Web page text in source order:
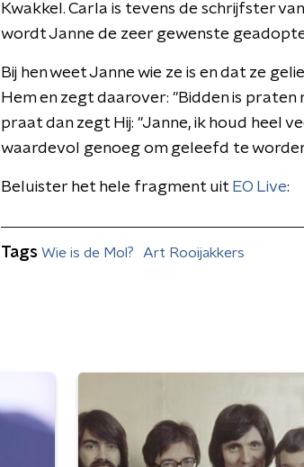
Kwakkel. Carla is tevens de schrijfster
wordt Janne de zeer gewenste
Bij hen weet Janne wie ze is en dat ze
Hem en zegt daarover: "Bidden is
praat dan zegt Hij: "Janne, ik houd heel
waardevol genoeg om geleefd te
Beluister het hele fragment uit EO Live:
Tags Wie is de Mol? Art Rooijakkers